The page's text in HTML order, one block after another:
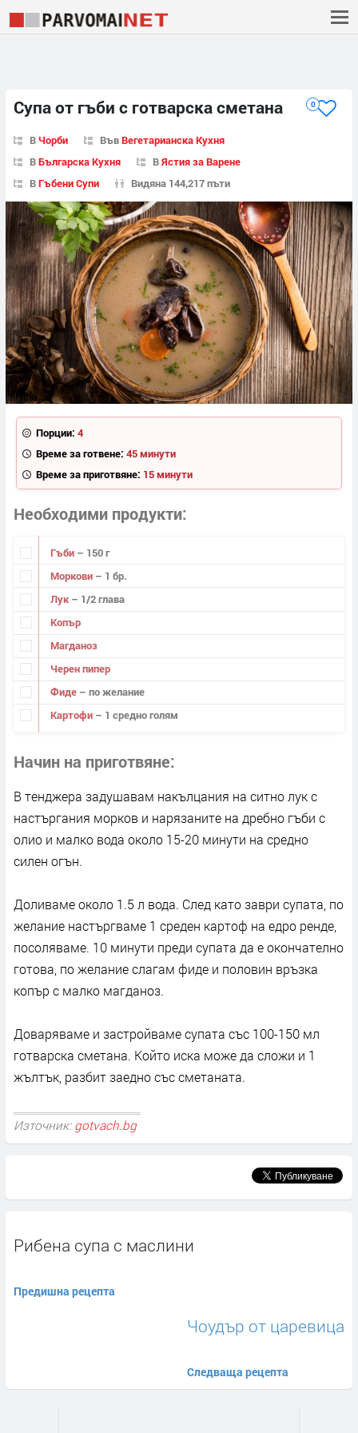
Супа от гъби с готварска сметана 0
ВЧорби ВъвВегетарианска Кухня
ВБългарска Кухня ВЯстия за Варене
ВГъбени Супи Видяна 144,217 пъти
Порции: 4
Време за готвене: 45 минути
Време за приготвяне: 15 минути
Необходими продукти
Гъби – 150 г
Моркови – 1 бр.
Лук – 1/2 глава
Копър
Магданоз
Черен пипер
Фиде – по желание
Картофи – 1 средно голям
Начин на приготвяне
В тенджера задушавам накълцания на ситно лук с
настъргания морков и нарязаните на дребно гъби с
олио и малко вода около 15-20 минути на средно
силен огън.
Доливаме около 1.5 л вода. След като заври супата, по
желание настъргваме 1 среден картоф на едро ренде,
посоляваме. 10 минути преди супата да е окончателно
готова, по желание слагам фиде и половин връзка
копър с малко магданоз.
Доваряваме и застройваме супата със 100-150 мл
готварска сметана. Който иска може да сложи и 1
жълтък, разбит заедно със сметаната.
Източник: gotvach.bg
Рибена супа с маслини
Предишна рецепта
Чоудър от царевица
Следваща рецепта